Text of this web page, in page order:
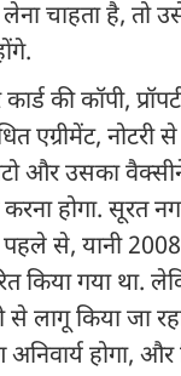
चाहता है, तो
की कॉपी,
एग्रीमेंट, नोटरी
और उसका
होगा. सूरत
से, यानी 2008
किया गया था.
लागू किया जा
होगा,